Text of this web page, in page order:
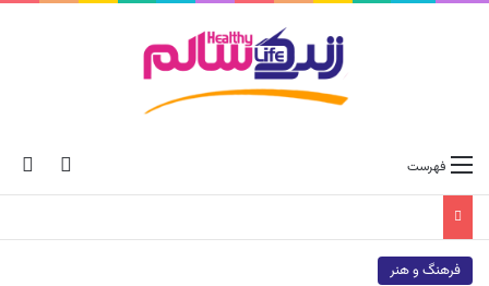
skin فهرست
فرهنگ و هنر